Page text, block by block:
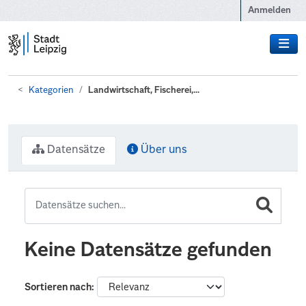
Anmelden
Kategorien Landwirtschaft, Fischerei,...
Datensätze Über uns
Keine Datensätze gefunden
Sortieren nach